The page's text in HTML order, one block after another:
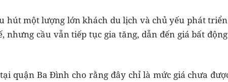
hút một lượng lớn khách du lịch và chủ yếu phát
nhưng cầu vẫn tiếp tục gia tăng, dẫn đến giá bất
quận Ba Đình cho rằng đây chỉ là mức giá chưa